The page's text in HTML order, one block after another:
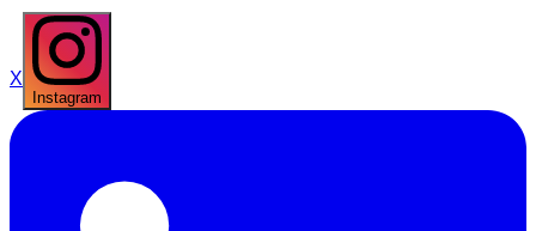
X
Instagram